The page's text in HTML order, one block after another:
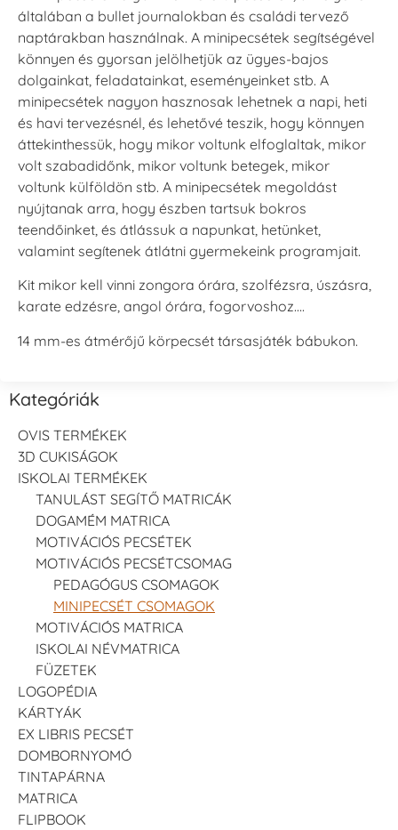
általában a bullet journalokban és családi tervező
naptárakban használnak. A minipecsétek segítségével
könnyen és gyorsan jelölhetjük az ügyes-bajos
dolgainkat, feladatainkat, eseményeinket stb. A
minipecsétek nagyon hasznosak lehetnek a napi, heti
és havi tervezésnél, és lehetővé teszik, hogy könnyen
áttekinthessük, hogy mikor voltunk elfoglaltak, mikor
volt szabadidőnk, mikor voltunk betegek, mikor
voltunk külföldön stb. A minipecsétek megoldást
nyújtanak arra, hogy észben tartsuk bokros
teendőinket, és átlássuk a napunkat, hetünket,
valamint segítenek átlátni gyermekeink programjait.
Kit mikor kell vinni zongora órára, szolfézsra, úszásra,
karate edzésre, angol órára, fogorvoshoz….
14 mm-es átmérőjű körpecsét társasjáték bábukon.
Kategóriák
OVIS TERMÉKEK
3D CUKISÁGOK
ISKOLAI TERMÉKEK
TANULÁST SEGÍTŐ MATRICÁK
DOGAMÉM MATRICA
MOTIVÁCIÓS PECSÉTEK
MOTIVÁCIÓS PECSÉTCSOMAG
PEDAGÓGUS CSOMAGOK
MINIPECSÉT CSOMAGOK
MOTIVÁCIÓS MATRICA
ISKOLAI NÉVMATRICA
FÜZETEK
LOGOPÉDIA
KÁRTYÁK
EX LIBRIS PECSÉT
DOMBORNYOMÓ
TINTAPÁRNA
MATRICA
FLIPBOOK